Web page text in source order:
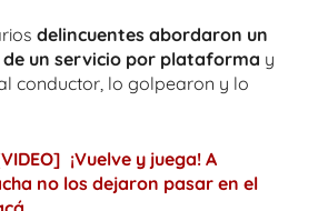
delincuentes abordaron un
un servicio por plataforma y
conductor, lo golpearon y lo
¡Vuelve y juega! A
no los dejaron pasar en el